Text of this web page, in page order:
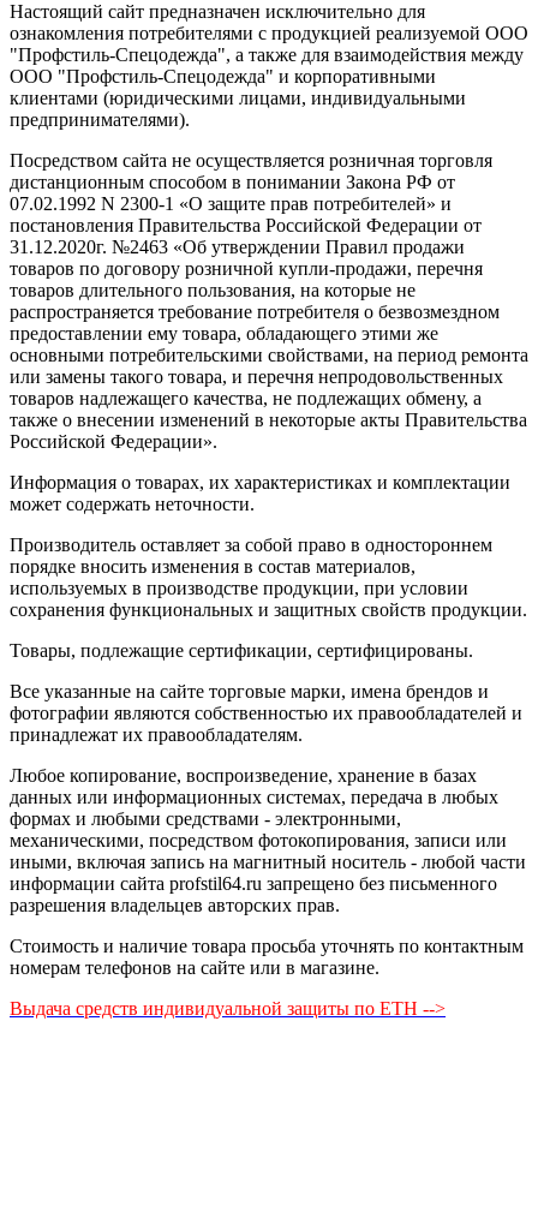
Настоящий сайт предназначен исключительно для
ознакомления потребителями с продукцией реализуемой ООО
"Профстиль-Спецодежда", а также для взаимодействия между
ООО "Профстиль-Спецодежда" и корпоративными
клиентами (юридическими лицами, индивидуальными
предпринимателями).
Посредством сайта не осуществляется розничная торговля
дистанционным способом в понимании Закона РФ от
07.02.1992 N 2300-1 «О защите прав потребителей» и
постановления Правительства Российской Федерации от
31.12.2020г. №2463 «Об утверждении Правил продажи
товаров по договору розничной купли-продажи, перечня
товаров длительного пользования, на которые не
распространяется требование потребителя о безвозмездном
предоставлении ему товара, обладающего этими же
основными потребительскими свойствами, на период ремонта
или замены такого товара, и перечня непродовольственных
товаров надлежащего качества, не подлежащих обмену, а
также о внесении изменений в некоторые акты Правительства
Российской Федерации».
Информация о товарах, их характеристиках и комплектации
может содержать неточности.
Производитель оставляет за собой право в одностороннем
порядке вносить изменения в состав материалов,
используемых в производстве продукции, при условии
сохранения функциональных и защитных свойств продукции.
Товары, подлежащие сертификации, сертифицированы.
Все указанные на сайте торговые марки, имена брендов и
фотографии являются собственностью их правообладателей и
принадлежат их правообладателям.
Любое копирование, воспроизведение, хранение в базах
данных или информационных системах, передача в любых
формах и любыми средствами - электронными,
механическими, посредством фотокопирования, записи или
иными, включая запись на магнитный носитель - любой части
информации сайта profstil64.ru запрещено без письменного
разрешения владельцев авторских прав.
Стоимость и наличие товара просьба уточнять по контактным
номерам телефонов на сайте или в магазине.
Выдача средств индивидуальной защиты по ЕТН -->